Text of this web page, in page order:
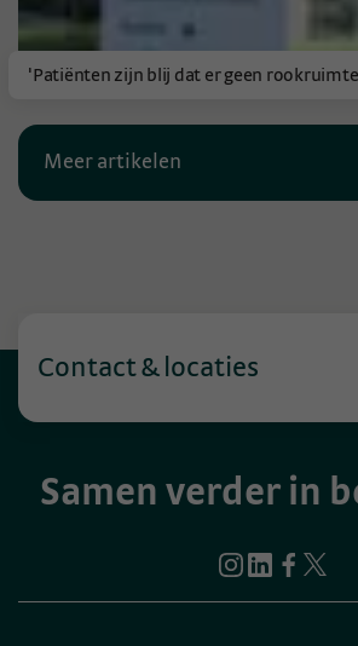
'Patiënten zijn blij dat er geen
Meer artikelen
Samen verder in
Contact & locaties